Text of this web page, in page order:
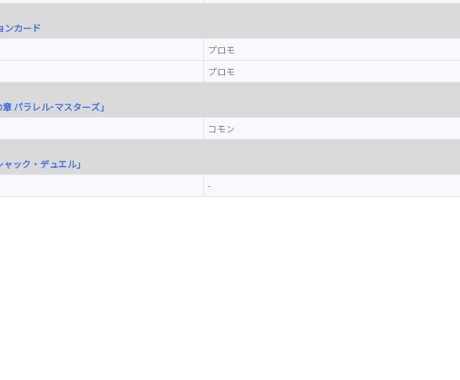
ンカード
プロモ
プロモ
パラレル･マスターズ」
コモン
ック・デュエル」
-